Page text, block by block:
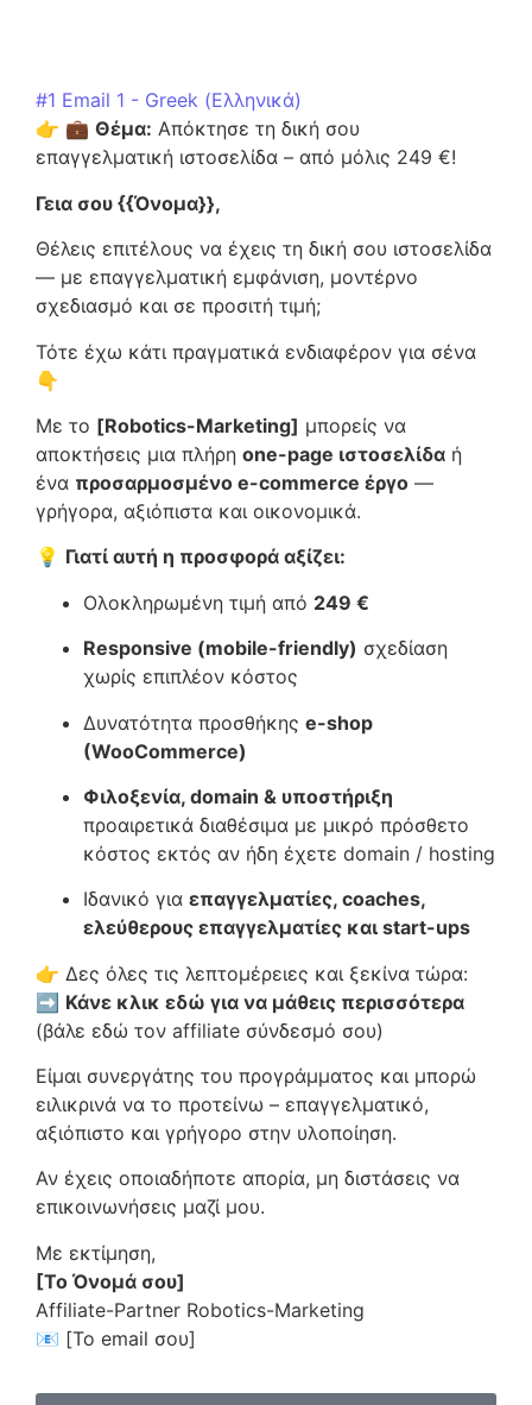
#1 Email 1 - Greek (Ελληνικά)
👉 💼 Θέμα: Απόκτησε τη δική σου
επαγγελματική ιστοσελίδα – από μόλις 249 €!
Γεια σου {{Όνομα}},
Θέλεις επιτέλους να έχεις τη δική σου ιστοσελίδα
— με επαγγελματική εμφάνιση, μοντέρνο
σχεδιασμό και σε προσιτή τιμή;
Τότε έχω κάτι πραγματικά ενδιαφέρον για σένα
👇
Με το [Robotics-Marketing] μπορείς να
αποκτήσεις μια πλήρη one-page ιστοσελίδα ή
ένα προσαρμοσμένο e-commerce έργο —
γρήγορα, αξιόπιστα και οικονομικά.
💡 Γιατί αυτή η προσφορά αξίζει:
Ολοκληρωμένη τιμή από 249 €
Responsive (mobile-friendly) σχεδίαση
χωρίς επιπλέον κόστος
Δυνατότητα προσθήκης e-shop
(WooCommerce)
Φιλοξενία, domain & υποστήριξη
προαιρετικά διαθέσιμα με μικρό πρόσθετο
κόστος εκτός αν ήδη έχετε domain / hosting
Ιδανικό για επαγγελματίες, coaches,
ελεύθερους επαγγελματίες και start-ups
👉 Δες όλες τις λεπτομέρειες και ξεκίνα τώρα:
➡ Κάνε κλικ εδώ για να μάθεις περισσότερα
(βάλε εδώ τον affiliate σύνδεσμό σου)
Είμαι συνεργάτης του προγράμματος και μπορώ
ειλικρινά να το προτείνω – επαγγελματικό,
αξιόπιστο και γρήγορο στην υλοποίηση.
Αν έχεις οποιαδήποτε απορία, μη διστάσεις να
επικοινωνήσεις μαζί μου.
Με εκτίμηση,
[Το Όνομά σου]
Affiliate-Partner Robotics-Marketing
📧 [Το email σου]